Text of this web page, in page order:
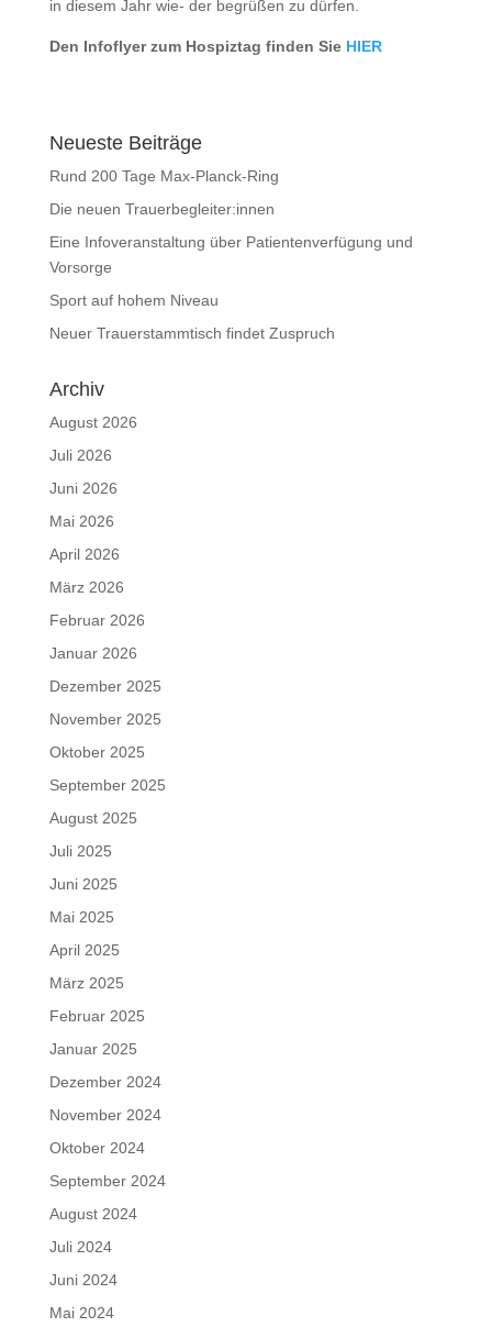
in diesem Jahr wie- der begrüßen zu dürfen.
Den Infoflyer zum Hospiztag finden Sie HIER
Neueste Beiträge
Rund 200 Tage Max-Planck-Ring
Die neuen Trauerbegleiter:innen
Eine Infoveranstaltung über Patientenverfügung und
Vorsorge
Sport auf hohem Niveau
Neuer Trauerstammtisch findet Zuspruch
Archiv
August 2026
Juli 2026
Juni 2026
Mai 2026
April 2026
März 2026
Februar 2026
Januar 2026
Dezember 2025
November 2025
Oktober 2025
September 2025
August 2025
Juli 2025
Juni 2025
Mai 2025
April 2025
März 2025
Februar 2025
Januar 2025
Dezember 2024
November 2024
Oktober 2024
September 2024
August 2024
Juli 2024
Juni 2024
Mai 2024